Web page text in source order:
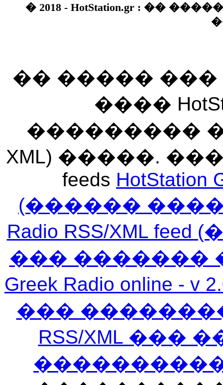
� 2018 - HotStation.gr : ��
�� �����
����
��������� ���
XML) �����.
feeds HotStation
(������
Radio RSS/XML
��� �������
Greek Radio
���
RSS/XML